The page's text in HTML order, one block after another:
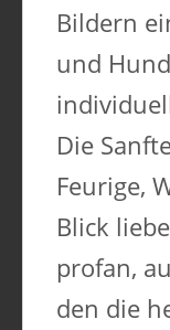
Bildern
und
Die
Feurige,
Blick
profan,
den die